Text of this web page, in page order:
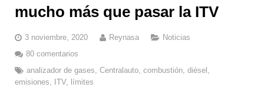
mucho más que pasar la ITV
3 noviembre, 2020 Reynasa
Noticias
80 comentarios
analizador de gases, Centralauto, combustión, diésel ,
emisiones, ITV, límites